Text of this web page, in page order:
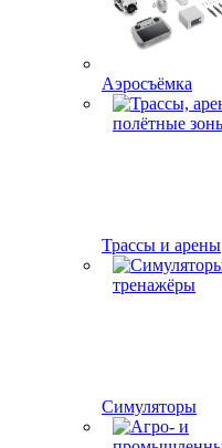
Аэросъёмка
Трассы и арены
Симуляторы